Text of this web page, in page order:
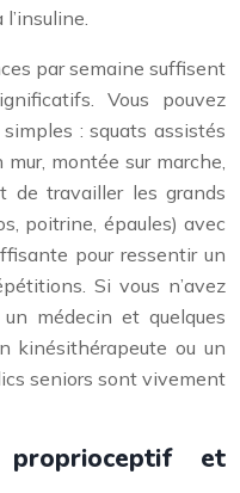
par semaine suffisent
Vous pouvez
: squats assistés
montée sur marche,
de travailler les grands
poitrine, épaules) avec
pour ressentir un
Si vous n’avez
médecin et quelques
kinésithérapeute ou un
seniors sont vivement
proprioceptif et